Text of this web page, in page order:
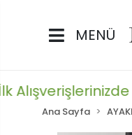
MENÜ
Ana Sayfa